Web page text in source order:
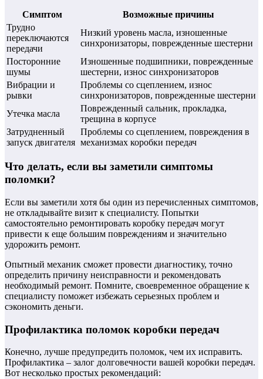
Симптом
Возможные причины
Трудно
переключаются
передачи
Низкий уровень масла, изношенные
синхронизаторы, поврежденные шестерни
Посторонние
шумы
Изношенные подшипники, поврежденные
шестерни, износ синхронизаторов
Вибрации и
рывки
Проблемы со сцеплением, износ
синхронизаторов, поврежденные шестерни
Утечка масла
Поврежденный сальник, прокладка,
трещина в корпусе
Затрудненный
запуск двигателя
Проблемы со сцеплением, повреждения в
механизмах коробки передач
Что делать, если вы заметили симптомы
поломки?
Если вы заметили хотя бы один из перечисленных симптомов,
не откладывайте визит к специалисту. Попытки
самостоятельно ремонтировать коробку передач могут
привести к еще большим повреждениям и значительно
удорожить ремонт.
Опытный механик сможет провести диагностику, точно
определить причину неисправности и рекомендовать
необходимый ремонт. Помните, своевременное обращение к
специалисту поможет избежать серьезных проблем и
сэкономить деньги.
Профилактика поломок коробки передач
Конечно, лучше предупредить поломок, чем их исправить.
Профилактика – залог долговечности вашей коробки передач.
Вот несколько простых рекомендаций: